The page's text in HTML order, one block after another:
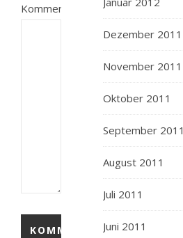
Kommentar
Dezember 2011
November 2011
Oktober 2011
September 2011
August 2011
Juli 2011
Juni 2011